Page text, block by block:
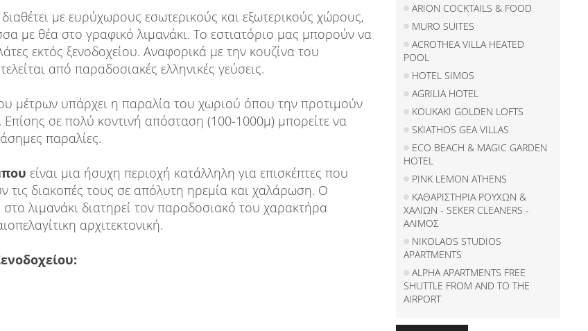
με ευρύχωρους εσωτερικούς και εξωτερικούς χώρους,
με θέα στο γραφικό λιμανάκι. Το εστιατόριο μας μπορούν να
εκτός ξενοδοχείου. Αναφορικά με την κουζίνα του
από παραδοσιακές ελληνικές γεύσεις.
μέτρων υπάρχει η παραλία του χωριού όπου την προτιμούν
Επίσης σε πολύ κοντινή απόσταση (100-1000μ) μπορείτε να
παραλίες.
είναι μια ήσυχη περιοχή κατάλληλη για επισκέπτες που
τις διακοπές τους σε απόλυτη ηρεμία και χαλάρωση. Ο
στο λιμανάκι διατηρεί τον παραδοσιακό του χαρακτήρα
αρχιτεκτονική.
ARION COCKTAILS & FOOD
MURO SUITES
ACROTHEA VILLA HEATED
POOL
HOTEL SIMOS
AGRILIA HOTEL
KOUKAKI GOLDEN LOFTS
SKIATHOS GEA VILLAS
ECO BEACH & MAGIC GARDEN
HOTEL
PINK LEMON ATHENS
ΚΑΘΑΡΙΣΤΗΡΙΑ ΡΟΥΧΩΝ &
ΧΑΛΙΩΝ - SEKER CLEANERS -
ΑΛΙΜΟΣ
NIKOLAOS STUDIOS
APARTMENTS
ALPHA APARTMENTS FREE
SHUTTLE FROM AND TO THE
AIRPORT